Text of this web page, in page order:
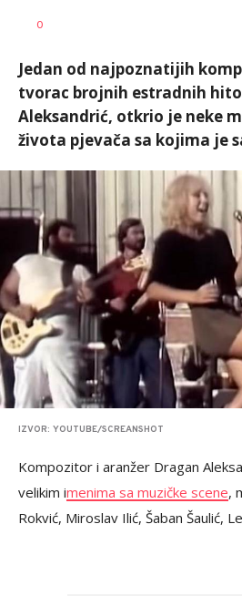
0
Jedan od najpoznatijih
tvorac brojnih estradnih
Aleksandrić, otkrio je neke
života pjevača sa kojima je
IZVOR: YOUTUBE/SCREANSHOT
Kompozitor i aranžer Dragan
velikim imenima sa muzičke scene,
Rokvić, Miroslav Ilić, Šaban Šaulić,